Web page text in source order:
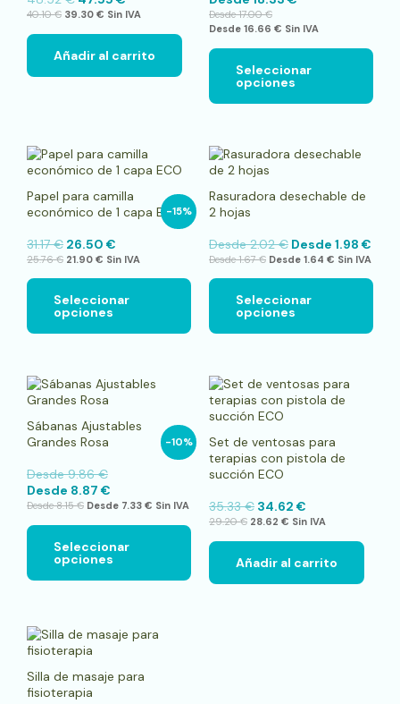
40.10€ 39.30 € Sin IVA
Añadir al carrito
Desde17.00€
Desde 16.66 € Sin IVA
Seleccionar
opciones
en
de
-15%
Papel para camilla
económico de 1 capa ECO
31.17€ 26.50 €
25.76€ 21.90 € Sin IVA
Seleccionar
opciones
Este
producto
múltiples
variantes.
opciones
pueden
la
producto
Rasuradora desechable de
2 hojas
Desde2.02€ Desde 1.98 €
Desde1.67€ Desde 1.64 € Sin IVA
Seleccionar
opciones
la
-10%
Sábanas Ajustables
Grandes Rosa
Desde9.86€
Desde 8.87 €
Desde8.15€ Desde 7.33 € Sin IVA
Seleccionar
opciones
Este
producto
tiene
múltiples
variantes.
opciones
pueden
elegir
página
Set de ventosas para
terapias con pistola de
succión ECO
35.33€ 34.62 €
29.20€ 28.62 € Sin IVA
Añadir al carrito
Silla de masaje para
fisioterapia